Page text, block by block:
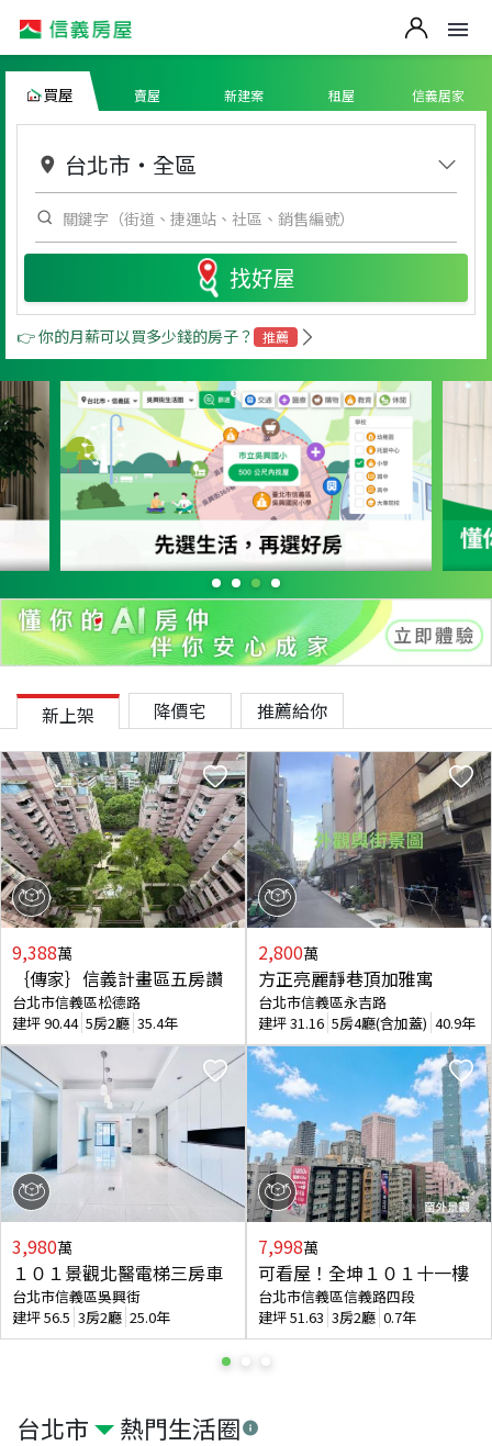
買屋 賣屋 新建案 租屋 信義居家
台北市 ・ 全區
找好屋
👉 你的月薪可以買多少錢的房子？ 推薦
台北市 熱門生活圈
新上架 降價宅 推薦給你
9,388萬
｛傳家｝信義計畫區五房讚
台北市信義區松德路
建坪90.44 5房2廳 35.4年
3,980萬
１０１景觀北醫電梯三房車
台北市信義區吳興街
建坪56.5 3房2廳 25.0年
2,800萬
方正亮麗靜巷頂加雅寓
台北市信義區永吉路
建坪31.16 5房4廳(含加蓋) 40.9年
7,998萬
可看屋！全坤１０１十一樓
台北市信義區信義路四段
建坪51.63 3房2廳 0.7年